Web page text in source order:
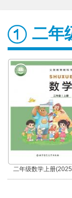
二年
二年级数学上册